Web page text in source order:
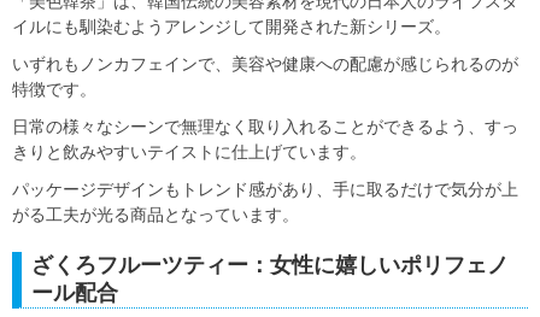
イルにも馴染むようアレンジして開発された新シリーズ。
いずれもノンカフェインで、美容や健康への配慮が感じられるのが
特徴です。
日常の様々なシーンで無理なく取り入れることができるよう、すっ
きりと飲みやすいテイストに仕上げています。
パッケージデザインもトレンド感があり、手に取るだけで気分が上
がる工夫が光る商品となっています。
ざくろフルーツティー：女性に嬉しいポリフェノ
ール配合